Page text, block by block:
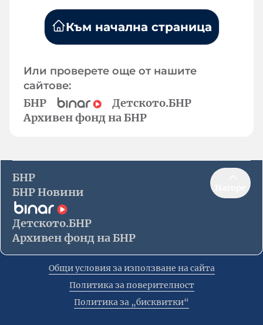
Към начална страница
Или проверете още от нашите
сайтове:
БНР
Детското.БНР
Архивен фонд на БНР
БНР
БНР Новини
Детското.БНР
Архивен фонд на БНР
Общи условия за използване на сайта
Политика за поверителност
Политика за „бисквитки“